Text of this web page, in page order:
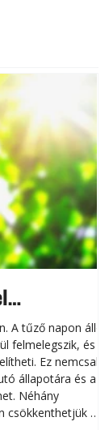
károktól
A tűző napon álló
felmelegszik, és
Ez nemcsak
állapotára és a
Néhány
csökkenthetjük a